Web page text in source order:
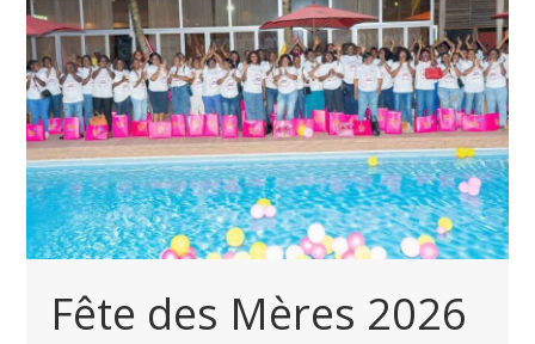
Fête des Mères 2026